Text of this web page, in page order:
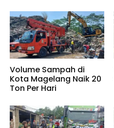
Volume Sampah di
Kota Magelang Naik 20
Ton Per Hari